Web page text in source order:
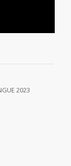
2023